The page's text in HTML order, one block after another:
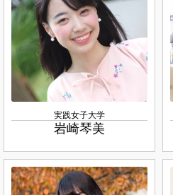
実践女子大学
岩崎琴美